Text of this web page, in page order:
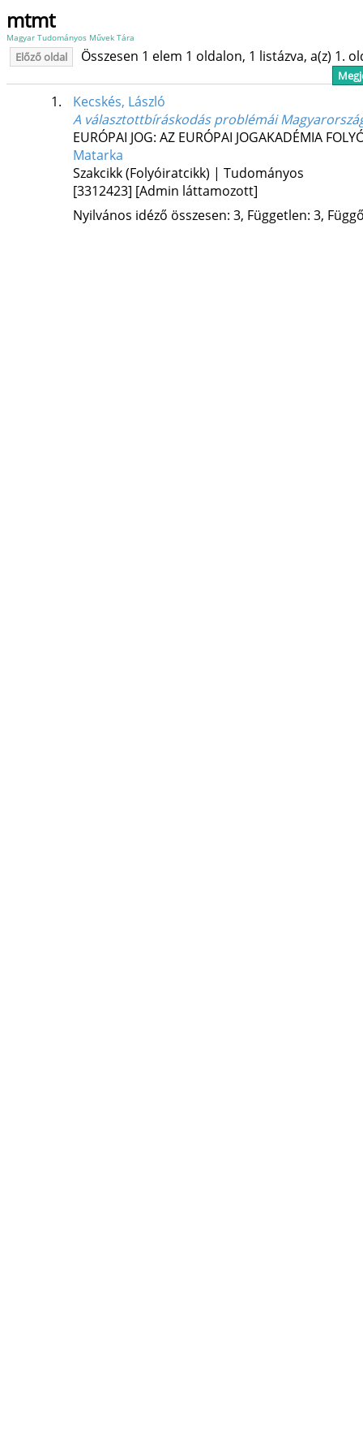
mtmt
Magyar Tudományos Művek Tára
Előző oldal Összesen 1 elem 1 oldalon, 1 listázva, a(z) 1.
1.
Kecskés, László
A választottbíráskodás problémái
EURÓPAI JOG: AZ EURÓPAI JOGAKADÉMIA
Matarka
Szakcikk (Folyóiratcikk) | Tudományos
[3312423] [Admin láttamozott]
Nyilvános idéző összesen: 3, Független: 3,